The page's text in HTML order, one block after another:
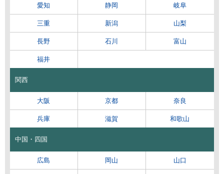
愛知 静岡 岐阜
三重 新潟 山梨
長野 石川 富山
福井
関西
大阪 京都 奈良
兵庫 滋賀 和歌山
中国・四国
広島 岡山 山口